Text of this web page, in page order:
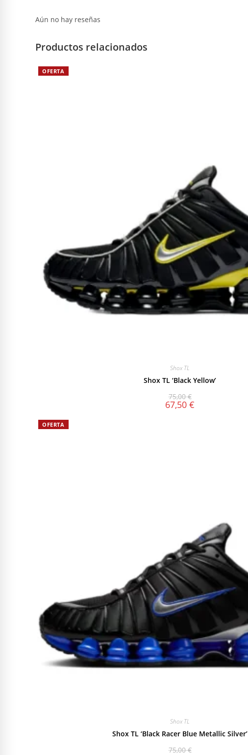
Aún no hay reseñas
Productos relacionados
OFERTA
Shox TL
Shox TL ‘Black Yellow’
75,00€
67,50 €
OFERTA
Shox TL
Shox TL ‘Black Racer Blue Metallic Silver’
75,00€